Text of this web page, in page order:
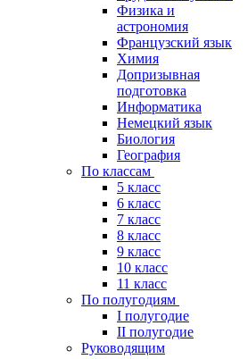
Физика и
астрономия
Французский язык
Химия
Допризывная
подготовка
Информатика
Немецкий язык
Биология
География
По классам
5 класс
6 класс
7 класс
8 класс
9 класс
10 класс
11 класс
По полугодиям
I полугодие
II полугодие
Руководящим